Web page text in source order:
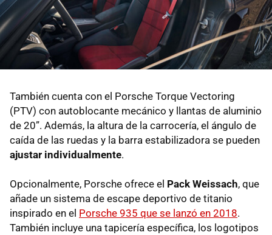
También cuenta con el Porsche Torque Vectoring
(PTV) con autoblocante mecánico y llantas de aluminio
de 20”. Además, la altura de la carrocería, el ángulo de
caída de las ruedas y la barra estabilizadora se pueden
ajustar individualmente.
Opcionalmente, Porsche ofrece el Pack Weissach, que
añade un sistema de escape deportivo de titanio
inspirado en el Porsche 935 que se lanzó en 2018.
También incluye una tapicería específica, los logotipos